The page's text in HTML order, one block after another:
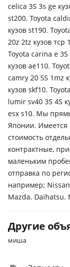
celica 3S 3s ge
st200. Toyota
кузов st190.
20z 2tz кузов тср
Toyota carina e
кузов ae110.
camry 20 5S 1mz
кузов skf10.
lumir sv40 3S 4S
esx s10. Мы
Японии. Имеется
стоимость
контрактные,
маленьким
отправка по
например;
Mazda. Daihatsu.
Другие
миша